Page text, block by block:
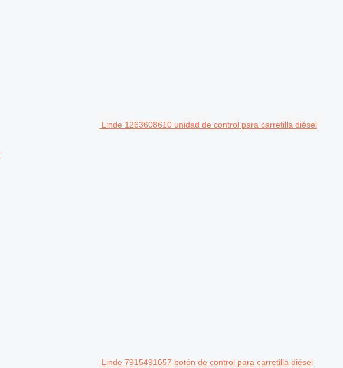
Linde 1263608610 unidad de control para carretilla diésel
Linde 7915491657 botón de control para carretilla diésel